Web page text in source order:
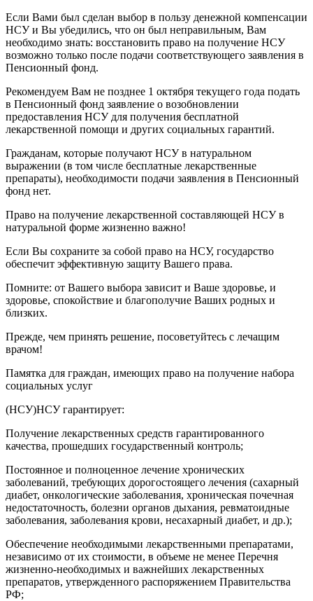
Если Вами был сделан выбор в пользу денежной компенсации
НСУ и Вы убедились, что он был неправильным, Вам
необходимо знать: восстановить право на получение НСУ
возможно только после подачи соответствующего заявления в
Пенсионный фонд.
Рекомендуем Вам не позднее 1 октября текущего года подать
в Пенсионный фонд заявление о возобновлении
предоставления НСУ для получения бесплатной
лекарственной помощи и других социальных гарантий.
Гражданам, которые получают НСУ в натуральном
выражении (в том числе бесплатные лекарственные
препараты), необходимости подачи заявления в Пенсионный
фонд нет.
Право на получение лекарственной составляющей НСУ в
натуральной форме жизненно важно!
Если Вы сохраните за собой право на НСУ, государство
обеспечит эффективную защиту Вашего права.
Помните: от Вашего выбора зависит и Ваше здоровье, и
здоровье, спокойствие и благополучие Ваших родных и
близких.
Прежде, чем принять решение, посоветуйтесь с лечащим
врачом!
Памятка для граждан, имеющих право на получение набора
социальных услуг
(НСУ)НСУ гарантирует:
Получение лекарственных средств гарантированного
качества, прошедших государственный контроль;
Постоянное и полноценное лечение хронических
заболеваний, требующих дорогостоящего лечения (сахарный
диабет, онкологические заболевания, хроническая почечная
недостаточность, болезни органов дыхания, ревматоидные
заболевания, заболевания крови, несахарный диабет, и др.);
Обеспечение необходимыми лекарственными препаратами,
независимо от их стоимости, в объеме не менее Перечня
жизненно-необходимых и важнейших лекарственных
препаратов, утвержденного распоряжением Правительства
РФ;